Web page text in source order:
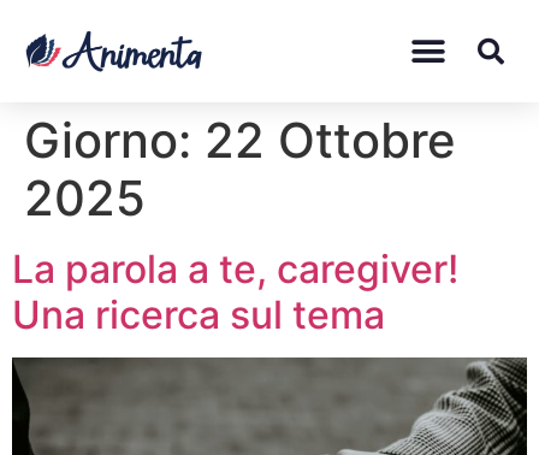
Giorno: 22 Ottobre
2025
La parola a te, caregiver!
Una ricerca sul tema